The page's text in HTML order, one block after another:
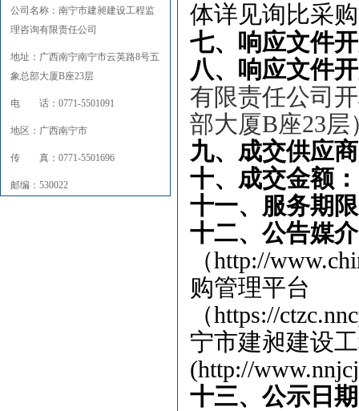
公司名称：南宁市建昶建设工程监
理咨询有限责任公司
地址：广西南宁南宁市云英路8号五
象总部大厦B座23层
电 话：0771-5501091
地区：广西南宁市
传 真：0771-5501696
邮编：530022
体详见询比采
七、 响应文件
八、 响应文件
有限责任公司
部大厦B座23层
九、成交供应
十、成交金额：
十一、服务期
十二、公告媒
（http://
购管理平台
（https://
宁市建昶建设
(http://
十三、公示日